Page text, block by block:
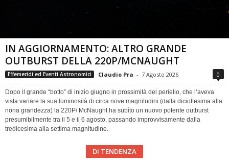
IN AGGIORNAMENTO: ALTRO GRANDE
OUTBURST DELLA 220P/MCNAUGHT
Effemeridi ed Eventi Astronomici Claudio Pra - 7 Agosto 2026 0
Dopo il grande “botto” di inizio giugno in prossimità del perielio, che l’aveva
vista variare la sua luminosità di circa nove magnitudini (dalla diciottesima alla
nona grandezza) la 220P/ McNaught ha subìto un nuovo potente outburst
presumibilmente tra il 5 e il 6 agosto, passando improvvisamente dalla
tredicesima alla settima magnitudine.
DI TENDENZA